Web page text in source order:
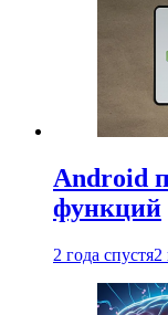
Android
функций
2 года спустя2